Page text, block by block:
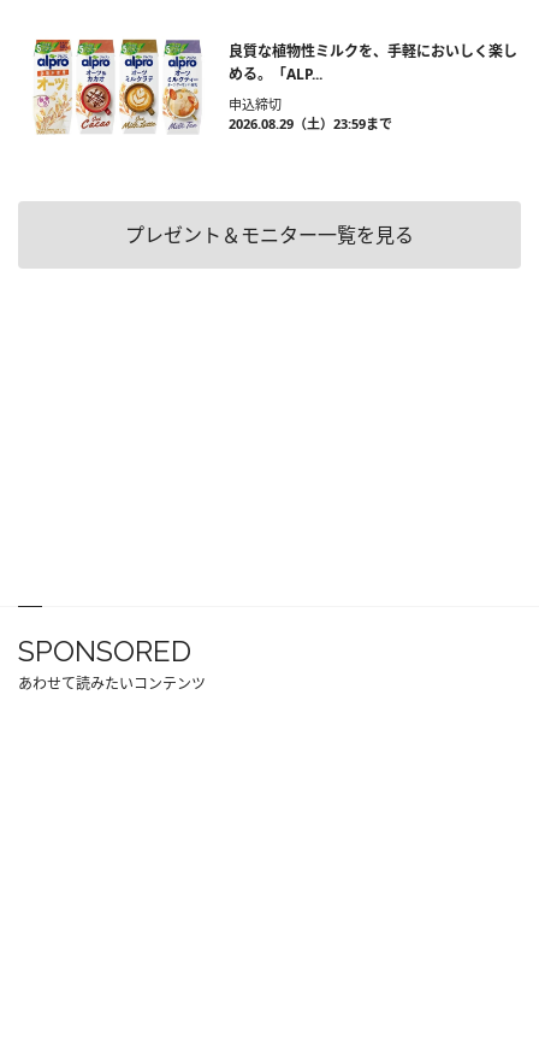
良質な植物性ミルクを、手軽においしく楽し
める。「ALP...
申込締切
2026.08.29（土）23:59まで
プレゼント＆モニター一覧を見る
SPONSORED
あわせて読みたいコンテンツ